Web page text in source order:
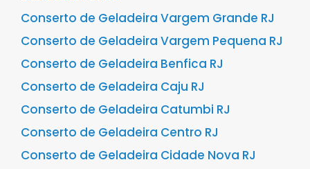
Conserto de Geladeira Vargem Grande RJ
Conserto de Geladeira Vargem Pequena RJ
Conserto de Geladeira Benfica RJ
Conserto de Geladeira Caju RJ
Conserto de Geladeira Catumbi RJ
Conserto de Geladeira Centro RJ
Conserto de Geladeira Cidade Nova RJ